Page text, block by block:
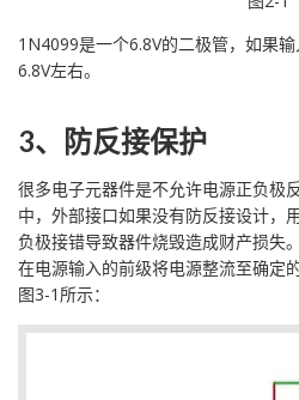
1N4099是一个6.8V的二极管，如果
6.8V左右。
3、防反接保护
很多电子元器件是不允许电源正负极
中，外部接口如果没有防反接设计，
负极接错导致器件烧毁造成财产损失
在电源输入的前级将电源整流至确定
图3-1所示：